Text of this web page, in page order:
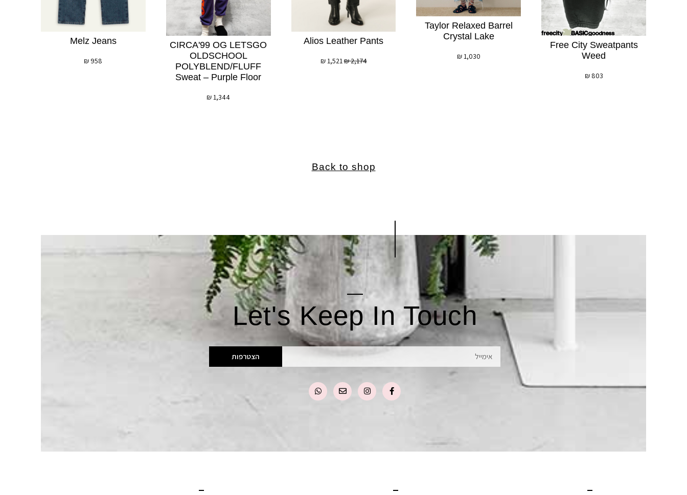
Free City Sweatpants
Weed
803
₪
Taylor Relaxed Barrel
Crystal Lake
1,030
₪
Alios Leather Pants
2,174
₪
1,521
₪
CIRCA'99 OG LETSGO
OLDSCHOOL
POLYBLEND/FLUFF
Sweat – Purple Floor
1,344
₪
Melz Jeans
958
₪
Back to shop
Let's Keep In Touch
אימייל
הצטרפות